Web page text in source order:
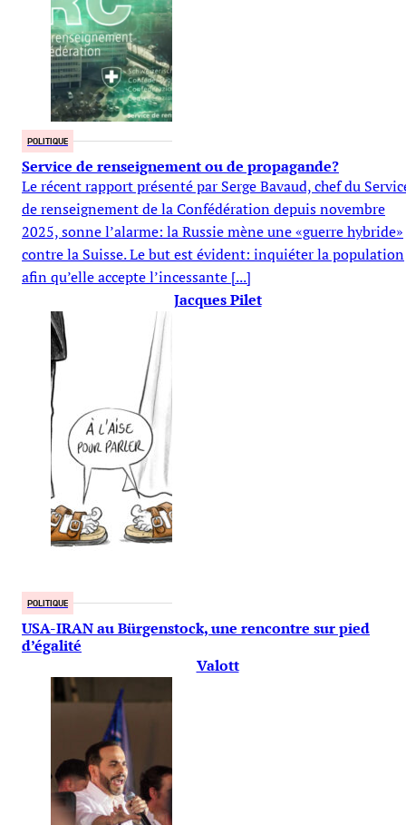
POLITIQUE
Service de renseignement ou de propagande?
Le récent rapport présenté par Serge Bavaud, chef du
de renseignement de la Confédération depuis novembre
2025, sonne l’alarme: la Russie mène une «guerre hybride»
contre la Suisse. Le but est évident: inquiéter la population
afin qu’elle accepte l’incessante [...]
Jacques Pilet
POLITIQUE
USA-IRAN au Bürgenstock, une rencontre sur pied
d’égalité
Valott